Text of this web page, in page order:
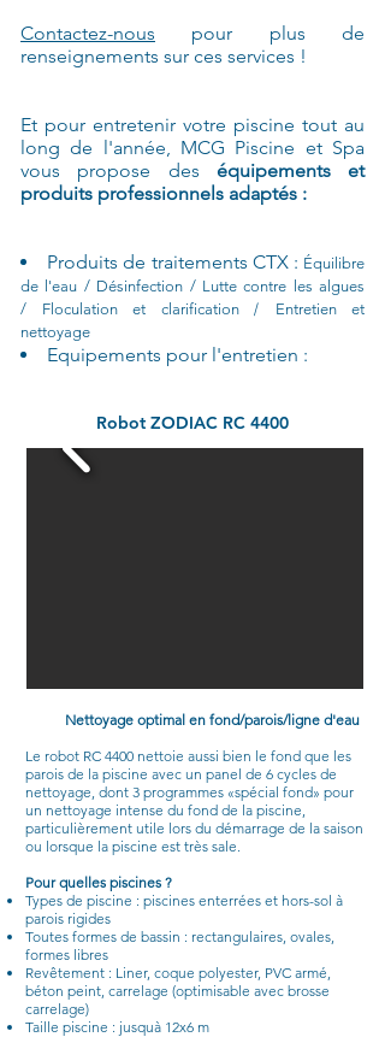
Contactez-nous pour plus de
renseignements sur ces services !
Et pour entretenir votre piscine tout au
long de l'année, MCG Piscine et Spa
vous propose des équipements et
produits professionnels adaptés :
Produits de traitements CTX : Équilibre
de l'eau / Désinfection / Lutte contre les algues
/ Floculation et clarification /
Entretien et
nettoyage
Equipements pour l'entretien :
Robot ZODIAC RC 4400
Nettoyage optimal en fond/parois/ligne d'eau
Le robot RC 4400 nettoie aussi bien le fond que les
parois de la piscine avec un panel de 6 cycles de
nettoyage, dont 3 programmes «spécial fond» pour
un nettoyage intense du fond de la piscine,
particulièrement utile lors du démarrage de la saison
ou lorsque la piscine est très sale.
Pour quelles piscines ?
Types de piscine : piscines enterrées et hors-sol à
parois rigides
Toutes formes de bassin : rectangulaires, ovales,
formes libres
Revêtement : Liner, coque polyester, PVC armé,
béton peint, carrelage (optimisable avec brosse
carrelage)
Taille piscine : jusquà 12x6 m